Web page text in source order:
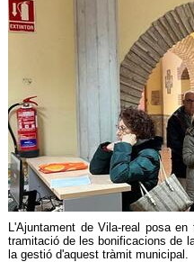
L'Ajuntament de Vila-real posa
tramitació de les bonificacions de
la gestió d'aquest tràmit municipal.